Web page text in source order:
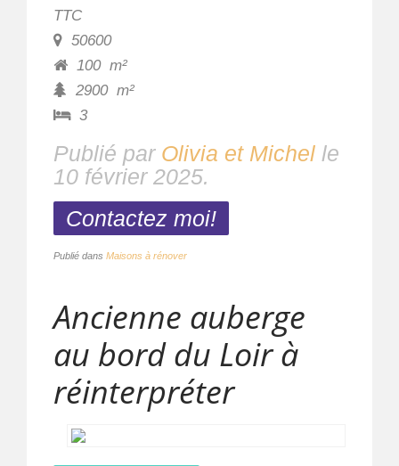
TTC
50600
100 m²
2900 m²
3
Publié par Olivia et Michel le
10 février 2025.
Contactez moi!
Publié dans Maisons à rénover
Ancienne auberge
au bord du Loir à
réinterpréter